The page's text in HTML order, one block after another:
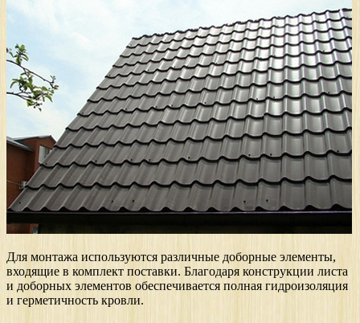
Для монтажа используются различные доборные элементы,
входящие в комплект поставки. Благодаря конструкции листа
и доборных элементов обеспечивается полная гидроизоляция
и герметичность кровли.